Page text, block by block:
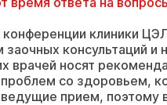
клиники
консультаций и
носят
со
прием,